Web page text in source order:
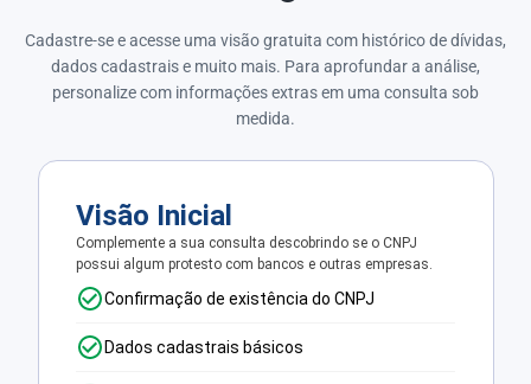
Cadastre-se e acesse uma visão gratuita com histórico de dívidas,
dados cadastrais e muito mais. Para aprofundar a análise,
personalize com informações extras em uma consulta sob
medida.
Visão Inicial
Complemente a sua consulta descobrindo se o CNPJ
possui algum protesto com bancos e outras empresas.
Confirmação de existência do CNPJ
Dados cadastrais básicos